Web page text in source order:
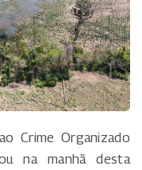
Crime Organizado
na manhã desta